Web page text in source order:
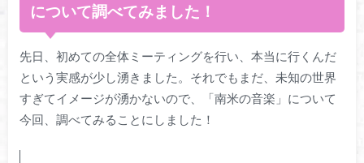
について調べてみました！
先日、初めての全体ミーティングを行い、本当に行くんだ
という実感が少し湧きました。それでもまだ、未知の世界
すぎてイメージが湧かないので、「南米の音楽」について
今回、調べてみることにしました！